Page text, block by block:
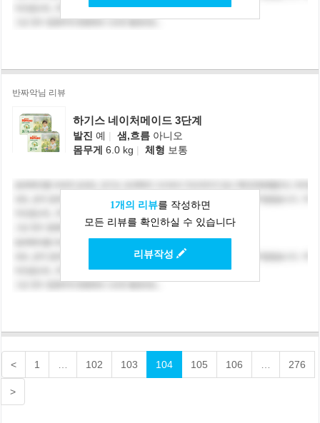
반짜악님 리뷰
하기스 네이처메이드 3단계
발진 예 | 샘,흐름 아니오
몸무게 6.0 kg | 체형 보통
1개의 리뷰를 작성하면
모든 리뷰를 확인하실 수 있습니다
리뷰작성
< 1 102 103 104 105 106 276
>